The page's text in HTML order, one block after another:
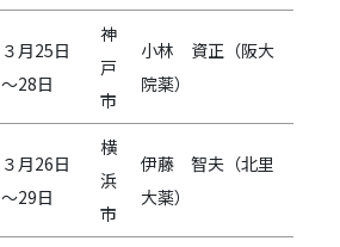
３月25日
～28日
神
戸
市
小林 資正（阪大
院薬）
３月26日
～29日
横
浜
市
伊藤 智夫（北里
大薬）